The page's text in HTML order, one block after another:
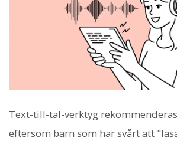
Text-till-tal-verktyg
eftersom barn som har svårt att